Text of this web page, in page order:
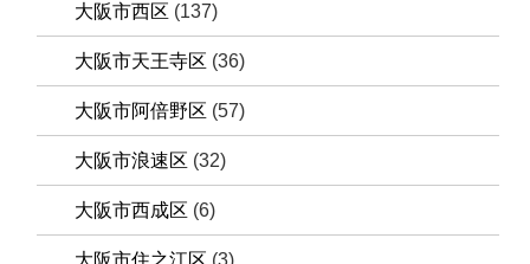
大阪市西区 (137)
大阪市天王寺区 (36)
大阪市阿倍野区 (57)
大阪市浪速区 (32)
大阪市西成区 (6)